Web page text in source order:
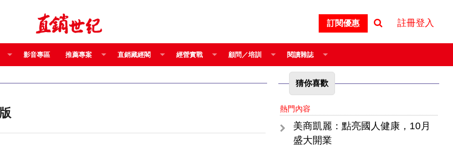
訂閱優惠 註冊登入
影音專區 推薦專案 直銷藏經閣 經營實戰 顧問／培訓 閱讀雜誌
猜你喜歡
熱門內容
美商凱麗：點亮國人健康，10月
盛大開業